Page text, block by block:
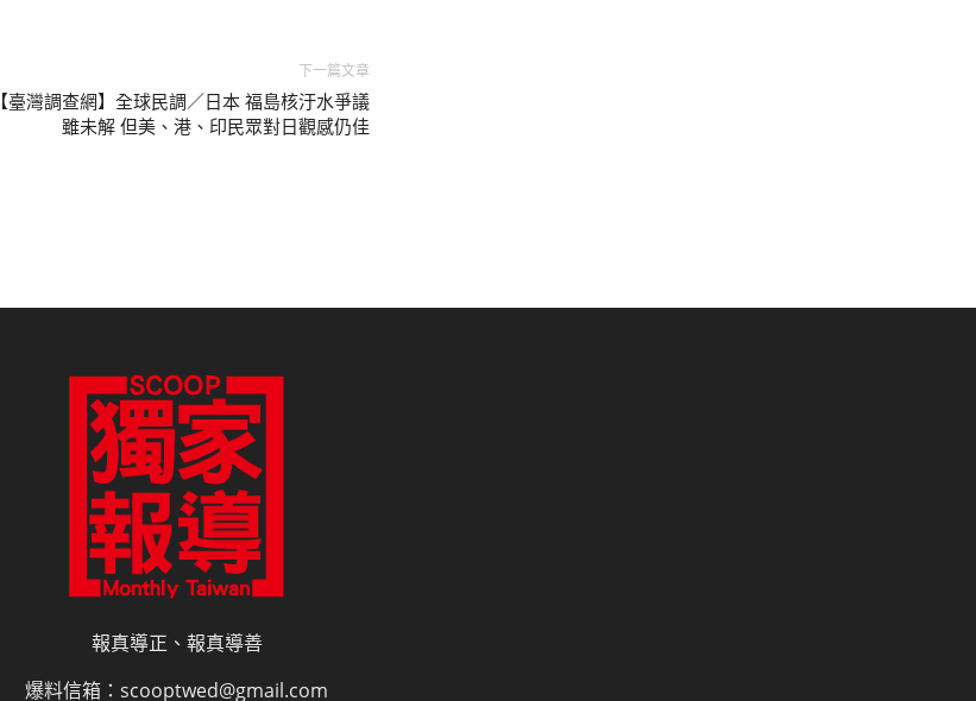
下一篇文章
【臺灣調查網】全球民調／日本 福島核汙水爭議
雖未解 但美、港、印民眾對日觀感仍佳
報真導正、報真導善
爆料信箱：scooptwed@gmail.com